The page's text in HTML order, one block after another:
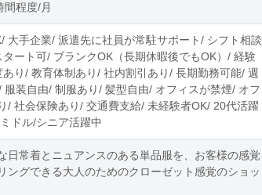
程度/月
大手企業/ 派遣先に社員が常駐サポート/ シフト相談
ート可/ ブランクOK（長期休暇後でもOK）/ 経験
り/ 教育体制あり/ 社内割引あり/ 長期勤務可能/ 週
服装自由/ 制服あり/ 髪型自由/ オフィスが禁煙/ オフ
/ 社会保険あり/ 交通費支給/ 未経験者OK/ 20代活躍
ドル/シニア活躍中
日常着とニュアンスのある単品服を、お客様の感覚
ングできる大人のためのクローゼット感覚のショッ